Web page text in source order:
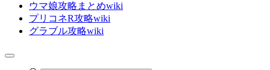
ウマ娘攻略まとめwiki
プリコネR攻略wiki
グラブル攻略wiki